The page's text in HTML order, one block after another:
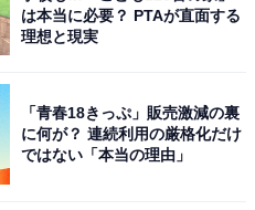
思う地方国公立大学ランキン
国立大学」を抑えた1位は？
は本当に必要？ PTAが直面する
理想と現実
「青春18きっぷ」販売激減の裏
に何が？ 連続利用の厳格化だけ
ではない「本当の理由」